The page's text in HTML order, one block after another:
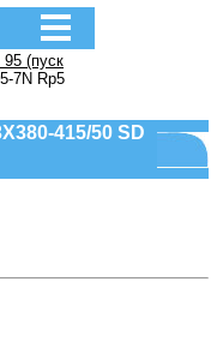
95 (пуск
7N Rp5
415/50 SD